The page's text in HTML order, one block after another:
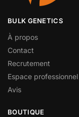
BULK GENETICS
À propos
Contact
Recrutement
Espace professionnel
Avis
BOUTIQUE